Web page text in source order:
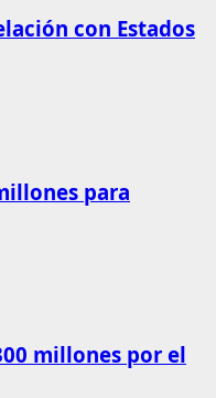
con Estados
para
millones por el